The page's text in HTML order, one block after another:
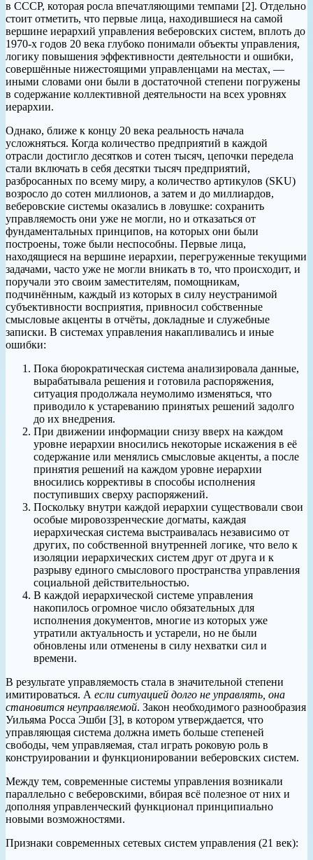
в СССР, которая росла впечатляющими темпами [2]. Отдельно
стоит отметить, что первые лица, находившиеся на самой
вершине иерархий управления веберовских систем, вплоть до
1970-х годов 20 века глубоко понимали объекты управления,
логику повышения эффективности деятельности и ошибки,
совершённые нижестоящими управленцами на местах, —
иными словами они были в достаточной степени погружены
в содержание коллективной деятельности на всех уровнях
иерархии.
Однако, ближе к концу 20 века реальность начала
усложняться. Когда количество предприятий в каждой
отрасли достигло десятков и сотен тысяч, цепочки передела
стали включать в себя десятки тысяч предприятий,
разбросанных по всему миру, а количество артикулов (SKU)
возросло до сотен миллионов, а затем и до миллиардов,
веберовские системы оказались в ловушке: сохранить
управляемость они уже не могли, но и отказаться от
фундаментальных принципов, на которых они были
построены, тоже были неспособны. Первые лица,
находящиеся на вершине иерархии, перегруженные текущими
задачами, часто уже не могли вникать в то, что происходит, и
поручали это своим заместителям, помощникам,
подчинённым, каждый из которых в силу неустранимой
субъективности восприятия, привносил собственные
смысловые акценты в отчёты, докладные и служебные
записки. В системах управления накапливались и иные
ошибки:
Пока бюрократическая система анализировала данные,
вырабатывала решения и готовила распоряжения,
ситуация продолжала неумолимо изменяться, что
приводило к устареванию принятых решений задолго
до их внедрения.
При движении информации снизу вверх на каждом
уровне иерархии вносились некоторые искажения в её
содержание или менялись смысловые акценты, а после
принятия решений на каждом уровне иерархии
вносились коррективы в способы исполнения
поступивших сверху распоряжений.
Поскольку внутри каждой иерархии существовали свои
особые мировоззренческие догматы, каждая
иерархическая система выстраивалась независимо от
других, по собственной внутренней логике, что вело к
изоляции иерархических систем друг от друга и к
разрыву единого смыслового пространства управления
социальной действительностью.
В каждой иерархической системе управления
накопилось огромное число обязательных для
исполнения документов, многие из которых уже
утратили актуальность и устарели, но не были
обновлены или отменены в силу нехватки сил и
времени.
В результате управляемость стала в значительной степени
имитироваться. А если ситуацией долго не управлять, она
становится неуправляемой. Закон необходимого разнообразия
Уильяма Росса Эшби [3], в котором утверждается, что
управляющая система должна иметь больше степеней
свободы, чем управляемая, стал играть роковую роль в
конструировании и функционировании веберовских систем.
Между тем, современные системы управления возникали
параллельно с веберовскими, вбирая всё полезное от них и
дополняя управленческий функционал принципиально
новыми возможностями.
Признаки современных сетевых систем управления (21 век):